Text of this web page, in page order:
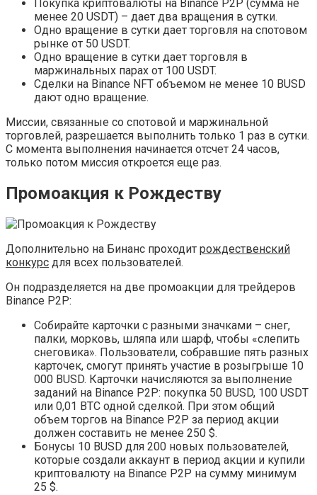
Покупка криптовалюты на Binance P2P (сумма не
менее 20 USDT) – дает два вращения в сутки.
Одно вращение в сутки дает торговля на спотовом
рынке от 50 USDT.
Одно вращение в сутки дает торговля в
маржинальных парах от 100 USDT.
Сделки на Binance NFT объемом не менее 10 BUSD
дают одно вращение.
Миссии, связанные со спотовой и маржинальной
торговлей, разрешается выполнить только 1 раз в сутки.
С момента выполнения начинается отсчет 24 часов,
только потом миссия откроется еще раз.
Промоакция к Рождеству
Дополнительно на Бинанс проходит рождественский
конкурс для всех пользователей.
Он подразделяется на две промоакции для трейдеров
Binance P2P:
Собирайте карточки с разными значками – снег,
палки, морковь, шляпа или шарф, чтобы «слепить
снеговика». Пользователи, собравшие пять разных
карточек, смогут принять участие в розыгрыше 10
000 BUSD. Карточки начисляются за выполнение
заданий на Binance P2P: покупка 50 BUSD, 100 USDT
или 0,01 BTC одной сделкой. При этом общий
объем торгов на Binance P2P за период акции
должен составить не менее 250 $.
Бонусы 10 BUSD для 200 новых пользователей,
которые создали аккаунт в период акции и купили
криптовалюту на Binance P2P на сумму минимум
25 $.